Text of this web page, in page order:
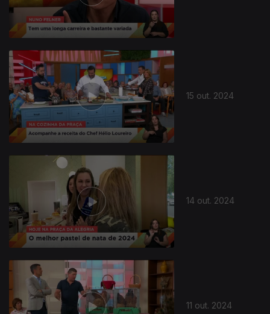
15 out. 2024
14 out. 2024
11 out. 2024